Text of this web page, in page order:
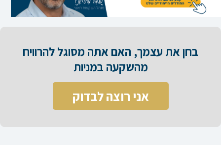
בחן את עצמך, האם אתה מסוגל להרוויח
מהשקעה במניות​
אני רוצה לבדוק